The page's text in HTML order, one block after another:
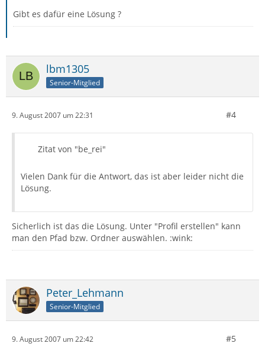
Gibt es dafür eine Lösung ?
lbm1305
Senior-Mitglied
9. August 2007 um 22:31 #4
Zitat von "be_rei"
Vielen Dank für die Antwort, das ist aber leider nicht die
Lösung.
Sicherlich ist das die Lösung. Unter "Profil erstellen" kann
man den Pfad bzw. Ordner auswählen. :wink:
Peter_Lehmann
Senior-Mitglied
9. August 2007 um 22:42 #5